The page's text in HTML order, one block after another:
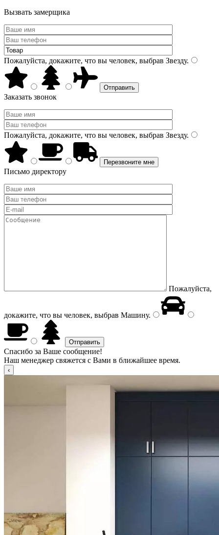
Вызвать замерщика
Пожалуйста, докажите, что вы человек, выбрав Звезду.
Заказать звонок
Пожалуйста, докажите, что вы человек, выбрав Звезду.
Письмо директору
Пожалуйста,
докажите, что вы человек, выбрав Машину.
Спасибо за Ваше сообщение!
Наш менеджер свяжется с Вами в ближайшее время.